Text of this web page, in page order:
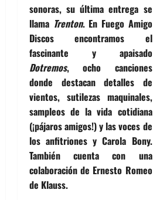
sonoras, su última entrega se
llama Trenton. En Fuego Amigo
Discos encontramos el
fascinante y apaisado
Dotremos, ocho canciones
donde destacan detalles de
vientos, sutilezas maquinales,
sampleos de la vida cotidiana
(¡pájaros amigos!) y las voces de
los anfitriones y Carola Bony.
También cuenta con una
colaboración de Ernesto Romeo
de Klauss.